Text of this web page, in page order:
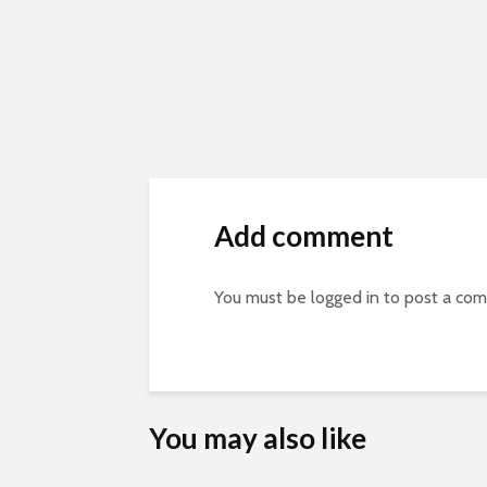
Add comment
You must be logged in to post a
You may also like